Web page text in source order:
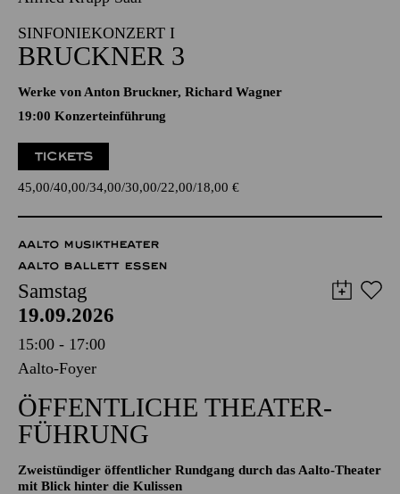
SINFONIEKONZERT I
BRUCKNER 3
Werke von Anton Bruckner, Richard Wagner
19:00 Konzerteinführung
TICKETS
45,00 40,00 34,00 30,00 22,00 18,00 €
AALTO MUSIKTHEATER
AALTO BALLETT ESSEN
Samstag
19.09.2026
15:00 - 17:00
Aalto-Foyer
ÖFFENTLICHE THEATER­
FÜHRUNG
Zweistündiger öffentlicher Rundgang durch das Aalto-Theater
mit Blick hinter die Kulissen